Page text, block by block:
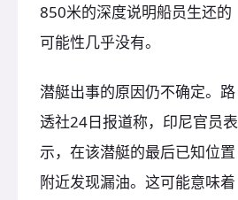
850米的深度说明船员生还的
可能性几乎没有。
潜艇出事的原因仍不确定。路
透社24日报道称，印尼官员表
示，在该潜艇的最后已知位置
附近发现漏油。这可能意味着